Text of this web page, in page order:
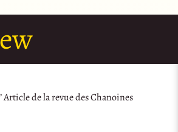
Article de la revue des Chanoines